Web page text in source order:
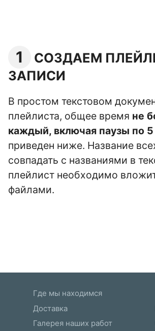
1
СОЗДАЕМ
ЗАПИСИ
В простом текстовом
плейлиста, общее время не
каждый, включая паузы по 5
приведен ниже. Название
совпадать с названиями в
плейлист необходимо
файлами.
Где мы находимся
Доставка
Галерея наших работ